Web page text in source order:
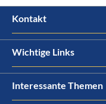
Kontakt
Wichtige Links
Interessante Themen